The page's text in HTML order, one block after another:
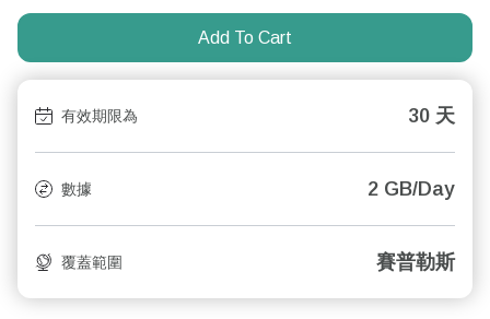
Add To Cart
有效期限為 30 天
數據 2 GB/Day
覆蓋範圍 賽普勒斯